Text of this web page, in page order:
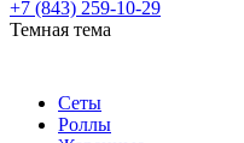
+7 (843) 259-10-29
Темная тема
Сеты
Роллы